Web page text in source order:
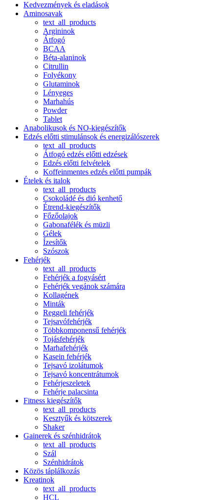
Kedvezmények és eladások
Aminosavak
text_all_products
Argininok
Átfogó
BCAA
Béta-alaninok
Citrullin
Folyékony
Glutaminok
Lényeges
Marhahús
Powder
Tablet
Anabolikusok és NO-kiegészítők
Edzés előtti stimulánsok és energizálószerek
text_all_products
Átfogó edzés előtti edzések
Edzés előtti felvételek
Koffeinmentes edzés előtti pumpák
Ételek és italok
text_all_products
Csokoládé és dió kenhető
Étrend-kiegészítők
Főzőolajok
Gabonafélék és müzli
Gélek
Ízesítők
Szószok
Fehérjék
text_all_products
Fehérjék a fogyásért
Fehérjék vegánok számára
Kollagének
Minták
Reggeli fehérjék
Tejsavófehérjék
Többkomponensű fehérjék
Tojásfehérjék
Marhafehérjék
Kasein fehérjék
Tejsavó izolátumok
Tejsavó koncentrátumok
Fehérjeszeletek
Fehérje palacsinta
Fitness kiegészítők
text_all_products
Kesztyűk és kötszerek
Shaker
Gainerek és szénhidrátok
text_all_products
Szál
Szénhidrátok
Közös táplálkozás
Kreatinok
text_all_products
HCL